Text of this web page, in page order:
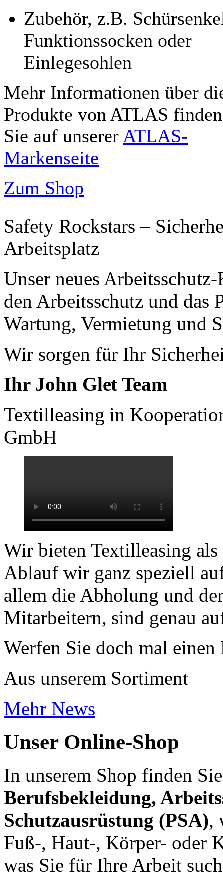
Zubehör, z.B.
Funktionssocken oder
Einlegesohlen
Mehr Informationen über
Produkte von ATLAS finden
Sie auf unsererATLAS-
Markenseite
Zum Shop
Safety Rockstars –
Arbeitsplatz
Unser neues
den Arbeitsschutz und das
Wartung, Vermietung und
Wir sorgen für Ihr
Ihr John Glet Team
Textilleasing in
GmbH
Wir bieten Textilleasing
Ablauf wir ganz speziell
allem die Abholung und
Mitarbeitern, sind genau
Werfen Sie doch mal
Aus unserem Sortiment
Mehr News
Unser Online‑Shop
In unserem Shop finden
Berufsbekleidung,
Schutzausrüstung (PSA),
Fuß-, Haut-, Körper- oder
was Sie für Ihre Arbeit